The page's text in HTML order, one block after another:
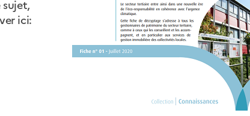
sujet,
ici: